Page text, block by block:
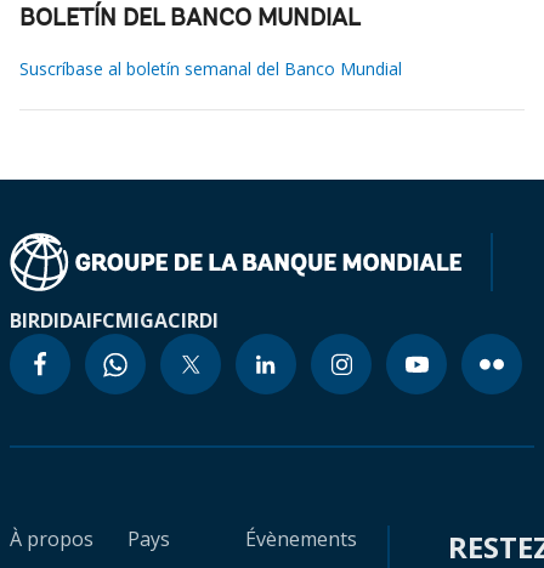
BOLETÍN DEL BANCO MUNDIAL
Suscríbase al boletín semanal del Banco Mundial
BIRDIDAIFCMIGACIRDI
À propos
Pays
Évènements